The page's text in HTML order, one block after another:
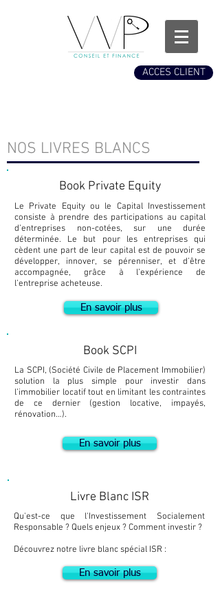
ACCES CLIENT
NOS LIVRES BLANCS
Book Private Equity
Le Private Equity ou le Capital Investissement
consiste à prendre des participations au capital
d’entreprises non-cotées, sur une durée
déterminée. Le but pour les entreprises qui
cèdent une part de leur capital est de pouvoir se
développer, innover, se pérenniser, et d’être
accompagnée, grâce à l’expérience de
l’entreprise acheteuse.
En savoir plus
Book SCPI
La SCPI, (Société Civile de Placement Immobilier)
solution la plus simple pour investir dans
l’immobilier locatif tout en limitant les contraintes
de ce dernier (gestion locative, impayés,
rénovation…).
En savoir plus
Livre Blanc ISR
Qu'est-ce que l'Investissement Socialement
Responsable ? Quels enjeux ? Comment investir ?
Découvrez notre livre blanc spécial ISR :
En savoir plus